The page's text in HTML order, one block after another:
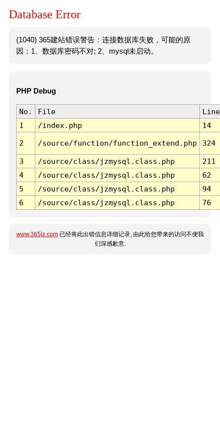
Database Error
(1040) 365建站错误警告：连接数据库失败，可能的原
因：1、数据库密码不对; 2、mysql未启动。
PHP Debug
No. File
Line
1
/index.php 14
2 /source/function/function_extend.php 324
3 /source/class/jzmysql.class.php
211
4
/source/class/jzmysql.class.php
62
5
/source/class/jzmysql.class.php
94
6
/source/class/jzmysql.class.php 76
www.365jz.com 已经将此出错信息详细记录, 由此给您带来的访问不便我
们深感歉意.